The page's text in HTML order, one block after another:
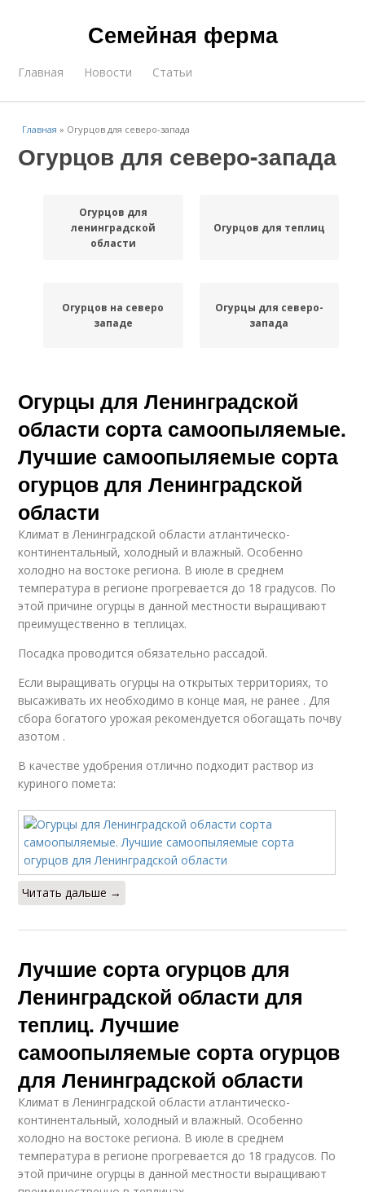
Семейная ферма
Главная Новости Статьи
Главная » Огурцов для северо-запада
Огурцов для северо-запада
Огурцов для
ленинградской
области
Огурцов для теплиц
Огурцов на северо
западе
Огурцы для северо-
запада
Огурцы для Ленинградской
области сорта самоопыляемые.
Лучшие самоопыляемые сорта
огурцов для Ленинградской
области
Климат в Ленинградской области атлантическо-
континентальный, холодный и влажный. Особенно
холодно на востоке региона. В июле в среднем
температура в регионе прогревается до 18 градусов. По
этой причине огурцы в данной местности выращивают
преимущественно в теплицах.
Посадка проводится обязательно рассадой.
Если выращивать огурцы на открытых территориях, то
высаживать их необходимо в конце мая, не ранее . Для
сбора богатого урожая рекомендуется обогащать почву
азотом .
В качестве удобрения отлично подходит раствор из
куриного помета:
Читать дальше →
Лучшие сорта огурцов для
Ленинградской области для
теплиц. Лучшие
самоопыляемые сорта огурцов
для Ленинградской области
Климат в Ленинградской области атлантическо-
континентальный, холодный и влажный. Особенно
холодно на востоке региона. В июле в среднем
температура в регионе прогревается до 18 градусов. По
этой причине огурцы в данной местности выращивают